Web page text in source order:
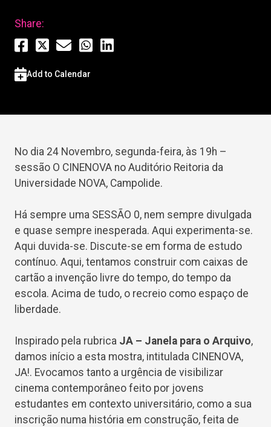
Share:
Add to Calendar
No dia 24 Novembro, segunda-feira, às 19h –
sessão O CINENOVA no Auditório Reitoria da
Universidade NOVA, Campolide.
Há sempre uma SESSÃO 0, nem sempre divulgada
e quase sempre inesperada. Aqui experimenta-se.
Aqui duvida-se. Discute-se em forma de estudo
contínuo. Aqui, tentamos construir com caixas de
cartão a invenção livre do tempo, do tempo da
escola. Acima de tudo, o recreio como espaço de
liberdade.
Inspirado pela rubrica JA – Janela para o Arquivo,
damos início a esta mostra, intitulada CINENOVA,
JA!. Evocamos tanto a urgência de visibilizar
cinema contemporâneo feito por jovens
estudantes em contexto universitário, como a sua
inscrição numa história em construção, feita de